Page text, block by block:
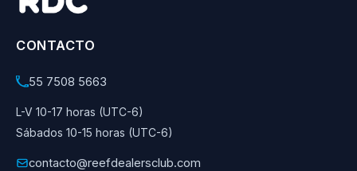
CONTACTO
55 7508 5663
L-V 10-17 horas (UTC-6)
Sábados 10-15 horas (UTC-6)
contacto@reefdealersclub.com